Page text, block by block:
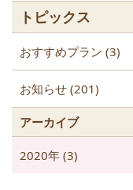
トピックス
おすすめプラン (3)
お知らせ (201)
アーカイブ
2020年 (3)